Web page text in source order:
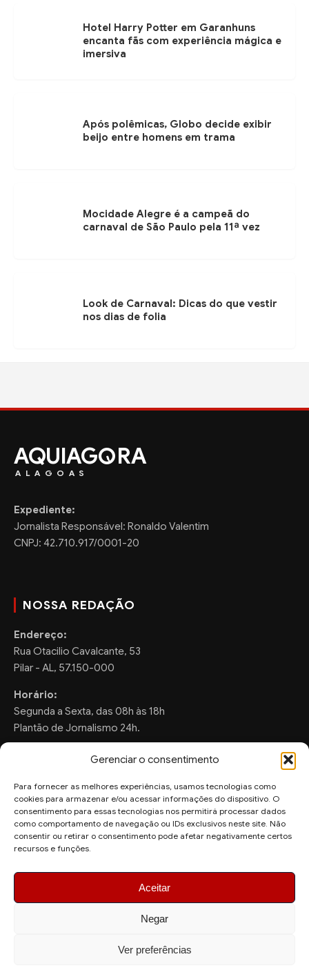
Gerenciar o consentimento
Para fornecer as melhores experiências, usamos tecnologias como
cookies para armazenar e/ou acessar informações do dispositivo. O
consentimento para essas tecnologias nos permitirá processar dados
como comportamento de navegação ou IDs exclusivos neste site. Não
consentir ou retirar o consentimento pode afetar negativamente certos
recursos e funções.
Aceitar
Negar
Ver preferências
Hotel Harry Potter em Garanhuns
encanta fãs com experiência mágica e
imersiva
Após polêmicas, Globo decide exibir
beijo entre homens em trama
Mocidade Alegre é a campeã do
carnaval de São Paulo pela 11ª vez
Look de Carnaval: Dicas do que vestir
nos dias de folia
AQUIAG RA
ALAGOAS
Expediente:
Jornalista Responsável: Ronaldo Valentim
CNPJ: 42.710.917/0001-20
NOSSA REDAÇÃO
Endereço:
Rua Otacilio Cavalcante, 53
Pilar - AL, 57.150-000
Horário:
Segunda a Sexta, das 08h às 18h
Plantão de Jornalismo 24h.
FALE CONOSCO
Sugestões de Pauta:
ronaldo.valentim150@gmail.com
© 2026 AquiAgora - Todos os direitos reservados.